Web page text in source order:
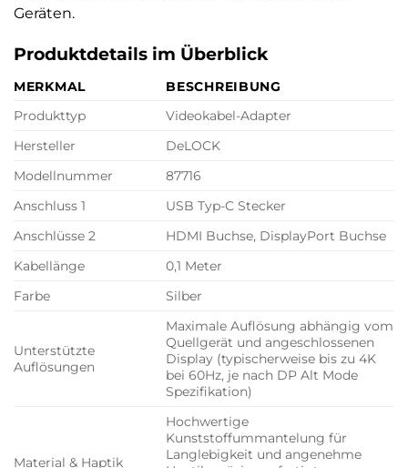
Geräten.
Produktdetails im Überblick
MERKMAL
BESCHREIBUNG
Produkttyp
Videokabel-Adapter
Hersteller
DeLOCK
Modellnummer
87716
Anschluss 1
USB Typ-C Stecker
Anschlüsse 2
HDMI Buchse, DisplayPort Buchse
Kabellänge
0,1 Meter
Farbe
Silber
Unterstützte
Auflösungen
Maximale Auflösung abhängig vom
Quellgerät und angeschlossenen
Display (typischerweise bis zu 4K
bei 60Hz, je nach DP Alt Mode
Spezifikation)
Material & Haptik
Hochwertige
Kunststoffummantelung für
Langlebigkeit und angenehme